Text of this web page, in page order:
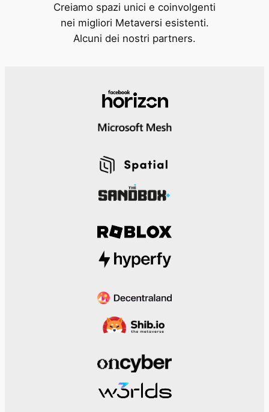
Creiamo spazi unici e coinvolgenti
nei migliori Metaversi esistenti.
Alcuni dei nostri partners.